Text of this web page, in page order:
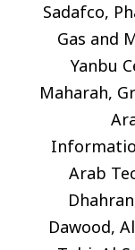
Sadafco,
Gas and
Yanbu
Maharah,
Arab
Dawood,